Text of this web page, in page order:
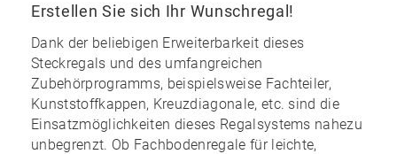
Erstellen Sie sich Ihr Wunschregal!
Dank der beliebigen Erweiterbarkeit dieses
Steckregals und des umfangreichen
Zubehörprogramms, beispielsweise Fachteiler,
Kunststoffkappen, Kreuzdiagonale, etc. sind die
Einsatzmöglichkeiten dieses Regalsystems nahezu
unbegrenzt. Ob Fachbodenregale für leichte,